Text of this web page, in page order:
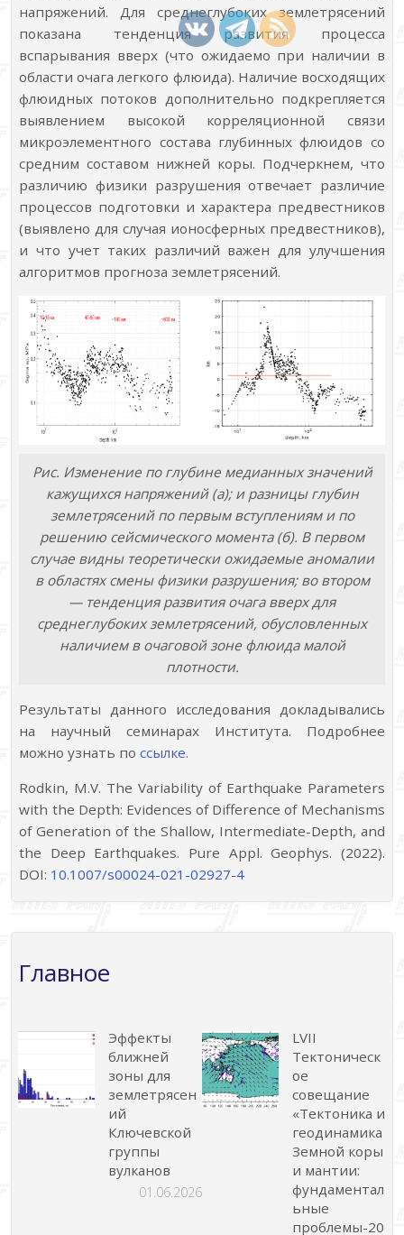
напряжений. Для среднеглубоких землетрясений
показана тенденция развития процесса
вспарывания вверх (что ожидаемо при наличии в
области очага легкого флюида). Наличие восходящих
флюидных потоков дополнительно подкрепляется
выявлением высокой корреляционной связи
микроэлементного состава глубинных флюидов со
средним составом нижней коры. Подчеркнем, что
различию физики разрушения отвечает различие
процессов подготовки и характера предвестников
(выявлено для случая ионосферных предвестников),
и что учет таких различий важен для улучшения
алгоритмов прогноза землетрясений.
Рис. Изменение по глубине медианных значений
кажущихся напряжений (а); и разницы глубин
землетрясений по первым вступлениям и по
решению сейсмического момента (б). В первом
случае видны теоретически ожидаемые аномалии
в областях смены физики разрушения; во втором
— тенденция развития очага вверх для
среднеглубоких землетрясений, обусловленных
наличием в очаговой зоне флюида малой
плотности.
Результаты данного исследования докладывались
на научный семинарах Института. Подробнее
можно узнать поссылке.
Rodkin, M.V. The Variability of Earthquake Parameters
with the Depth: Evidences of Difference of Mechanisms
of Generation of the Shallow, Intermediate-Depth, and
the Deep Earthquakes. Pure Appl. Geophys. (2022).
DOI: 10.1007/s00024-021-02927-4
Главное
Эффекты
ближней
зоны для
землетрясен
ий
Ключевской
группы
вулканов
01.06.2026
LVII
Тектоническ
ое
совещание
«Тектоника и
геодинамика
Земной коры
и мантии:
фундаментал
ьные
проблемы-20